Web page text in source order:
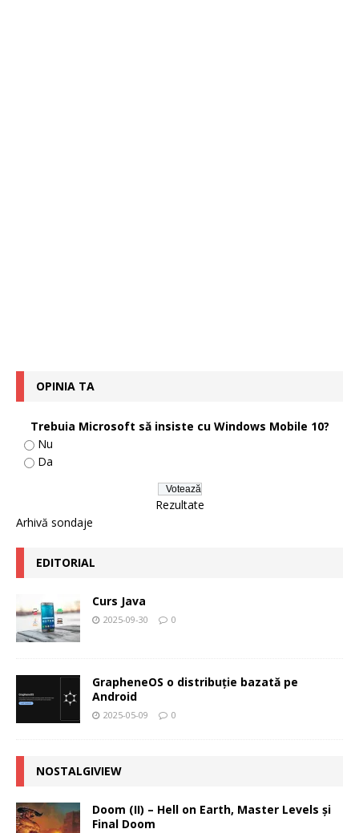
OPINIA TA
Trebuia Microsoft să insiste cu Windows Mobile 10?
Nu
Da
Rezultate
Arhivă sondaje
EDITORIAL
Curs Java
2025-09-30 0
GrapheneOS o distribuție bazată pe
Android
2025-05-09 0
NOSTALGIVIEW
Doom (II) – Hell on Earth, Master Levels şi
Final Doom